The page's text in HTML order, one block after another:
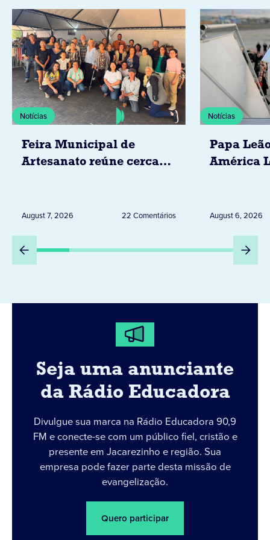
Notícias
Feira Municipal de
Artesanato reúne cerca
August 7, 2026 22 Comentários
Notícias
Papa
América
Peru
August 6, 2026
Seja uma anunciante
da Rádio Educadora
Divulgue sua marca na Rádio Educadora 90,9
FM e conecte-se com um público fiel, cristão e
presente em Jacarezinho e região. Sua
empresa pode fazer parte desta missão de
evangelização.
Quero participar